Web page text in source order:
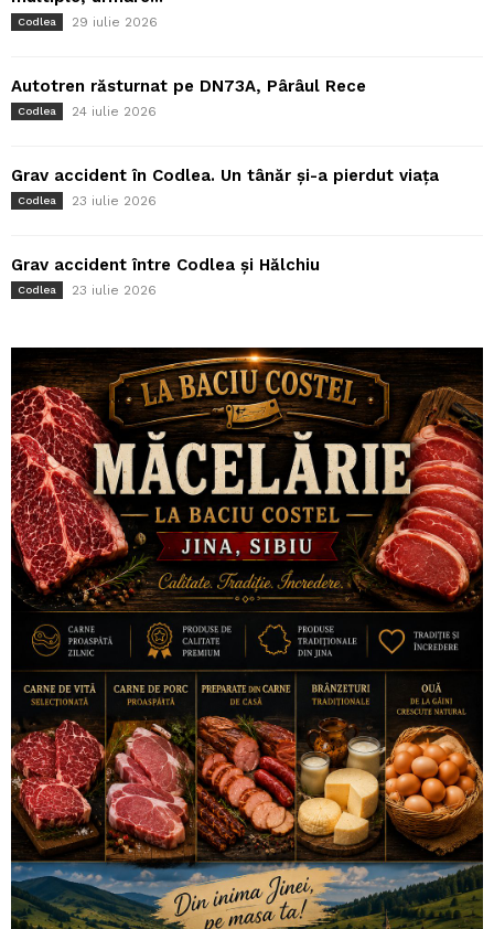
Codlea 29 iulie 2026
Autotren răsturnat pe DN73A, Pârâul Rece
Codlea 24 iulie 2026
Grav accident în Codlea. Un tânăr și-a pierdut viața
Codlea 23 iulie 2026
Grav accident între Codlea și Hălchiu
Codlea 23 iulie 2026